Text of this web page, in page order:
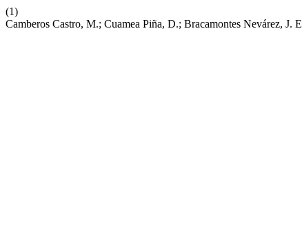
(1)
Camberos Castro, M.; Cuamea Piña, D.; Bracamontes Nevárez,